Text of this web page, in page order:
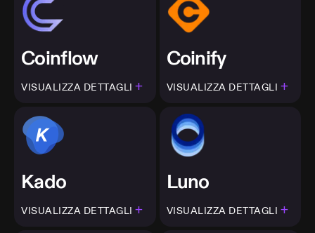
Coinflow
VISUALIZZA DETTAGLI +
Coinify
VISUALIZZA DETTAGLI +
Kado
VISUALIZZA DETTAGLI +
Luno
VISUALIZZA DETTAGLI +